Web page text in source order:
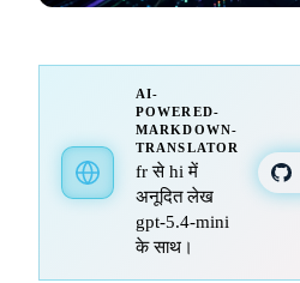
AI-
POWERED-
MARKDOWN-
TRANSLATOR
fr से hi में
अनूदित लेख
gpt-5.4-mini
के साथ।